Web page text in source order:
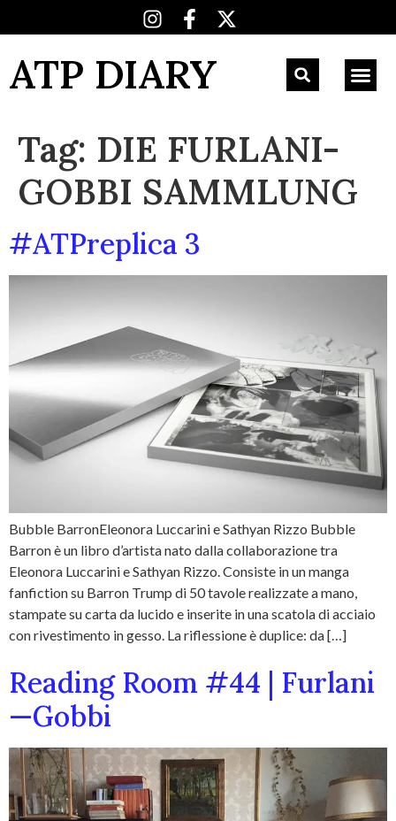
ATP DIARY
Tag: DIE FURLANI-
GOBBI SAMMLUNG
#ATPreplica 3
Bubble BarronEleonora Luccarini e Sathyan Rizzo Bubble
Barron è un libro d’artista nato dalla collaborazione tra
Eleonora Luccarini e Sathyan Rizzo. Consiste in un manga
fanfiction su Barron Trump di 50 tavole realizzate a mano,
stampate su carta da lucido e inserite in una scatola di acciaio
con rivestimento in gesso. La riflessione è duplice: da […]
Reading Room #44 | Furlani
—Gobbi